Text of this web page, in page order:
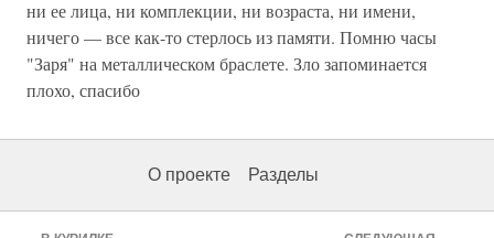
ни ее лица, ни комплекции, ни возраста, ни имени,
ничего — все как-то стерлось из памяти. Помню часы
"Заря" на металлическом браслете. Зло запоминается
плохо, спасибо
О проекте Разделы